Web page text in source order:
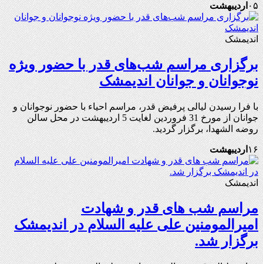
۰۵اردیبهشت
اندیمشک
برگزاری مراسم شب‌های قدر با حضور ویژه
نوجوانان و جوانان اندیمشک
با فرا رسیدن لیالی پرفیض قدر، مراسم احیاء با حضور نوجوانان و
جوانان از مورخ 31 فروردین لغایت 5 اردیبهشت در محل سالن
روضه الشهدا، برگزار گردید.
۱۶اردیبهشت
اندیمشک
مراسم شب های قدر و شهادت
امیرالمومنین علی علیه السلام در اندیمشک
برگزار شد.